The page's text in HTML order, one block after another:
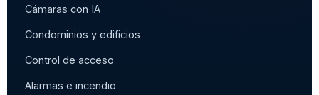
Cámaras con IA
Condominios y edificios
Control de acceso
Alarmas e incendio